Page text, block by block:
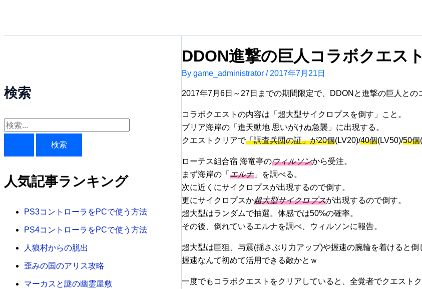
検索
検
対
象
:人気記事ランキング
PS3コントローラをPCで使う方法
PS4コントローラをPCで使う方法
人狼村からの脱出
歪みの国のアリス攻略
マーカスと謎の幽霊屋敷
DDON進撃の巨人コラボクエス
By game_administrator / 2017年7月21日
2017年7月6日～27日までの期間限定で、DDONと進撃の巨人との
コラボクエストの内容は「超大型サイクロプスを倒す」こと。
ブリア海岸の「進天動地 思いがけぬ急襲」に出現する。
クエストクリアで「調査兵団の証」が20個(LV20)/40個(LV50)/50個
ローテス組合宿 海竜亭のウィルソンから受注。
まず海岸の「 エルナ」を調べる。
次に近くにサイクロプスが出現するので倒す。
更にサイクロプスか超大型サイクロプスが出現するので倒す。
超大型はランダムで抽選。体感では50%の確率。
その後、倒れているエルナを調べ、ウィルソンに報告。
超大型は巨狙、与震(揺さぶり力アップ)や握速の腕輪を着けると倒
握速なんて初めて活用できる敵かとｗ
一度でもコラボクエストをクリアしていると、全覚者でクエスト